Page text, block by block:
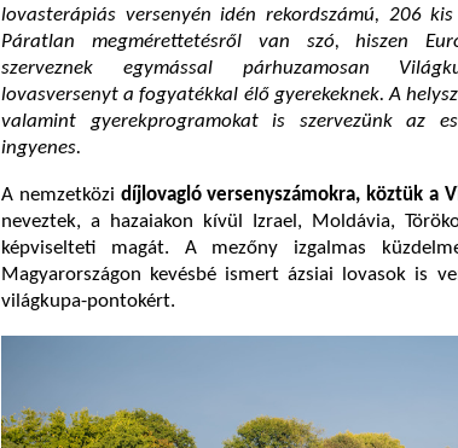
lovasterápiás versenyén idén rekordszámú, 206
Páratlan megmérettetésről van szó, hiszen
szerveznek egymással párhuzamosan
lovasversenyt a fogyatékkal élő gyerekeknek. A
valamint gyerekprogramokat is szervezünk az
ingyenes.
A nemzetközi díjlovagló versenyszámokra, köztük a
neveztek, a hazaiakon kívül Izrael, Moldávia,
képviselteti magát. A mezőny izgalmas
Magyarországon kevésbé ismert ázsiai lovasok is
világkupa-pontokért.